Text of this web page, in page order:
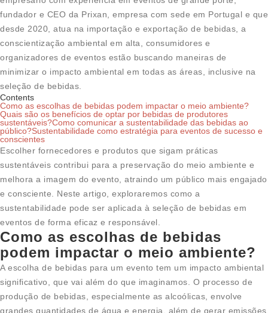
fundador e CEO da Prixan, empresa com sede em Portugal e que
desde 2020, atua na importação e exportação de bebidas, a
conscientização ambiental em alta, consumidores e
organizadores de eventos estão buscando maneiras de
minimizar o impacto ambiental em todas as áreas, inclusive na
seleção de bebidas.
Contents
Como as escolhas de bebidas podem impactar o meio ambiente?
Quais são os benefícios de optar por bebidas de produtores
sustentáveis?Como comunicar a sustentabilidade das bebidas ao
público?Sustentabilidade como estratégia para eventos de sucesso e
conscientes
Escolher fornecedores e produtos que sigam práticas
sustentáveis contribui para a preservação do meio ambiente e
melhora a imagem do evento, atraindo um público mais engajado
e consciente. Neste artigo, exploraremos como a
sustentabilidade pode ser aplicada à seleção de bebidas em
eventos de forma eficaz e responsável.
Como as escolhas de bebidas
podem impactar o meio ambiente?
A escolha de bebidas para um evento tem um impacto ambiental
significativo, que vai além do que imaginamos. O processo de
produção de bebidas, especialmente as alcoólicas, envolve
grandes quantidades de água e energia, além de gerar emissões